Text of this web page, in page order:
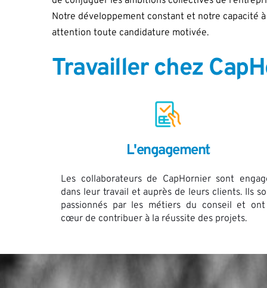
Notre développement constant et notre capacité
attention toute candidature motivée.
Travailler chez
L'engagement
Les collaborateurs de CapHornier sont
dans leur travail et auprès de leurs clients. Ils
passionnés par les métiers du conseil et
cœur de contribuer à la réussite des projets.